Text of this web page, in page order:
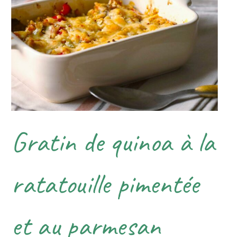
Gratin de quinoa à la
ratatouille pimentée
et au parmesan